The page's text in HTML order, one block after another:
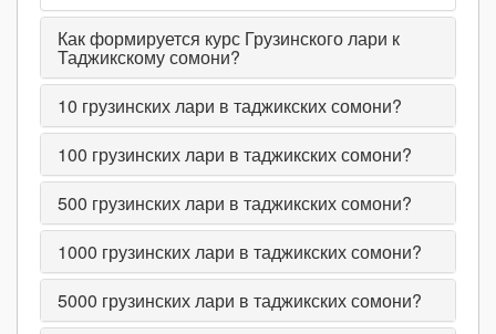
Как формируется курс Грузинского лари к
Таджикскому сомони?
10 грузинских лари в таджикских сомони?
100 грузинских лари в таджикских сомони?
500 грузинских лари в таджикских сомони?
1000 грузинских лари в таджикских сомони?
5000 грузинских лари в таджикских сомони?